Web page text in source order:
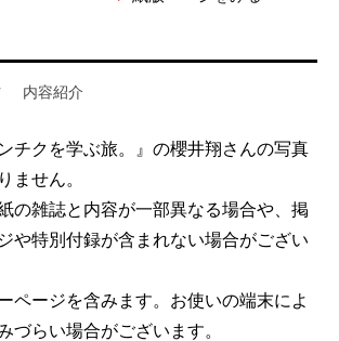
内容紹介
チクを学ぶ旅。』の櫻井翔さんの写真
ません。
の雑誌と内容が一部異なる場合や、掲
や特別付録が含まれない場合がござい
ページを含みます。お使いの端末によ
づらい場合がございます。